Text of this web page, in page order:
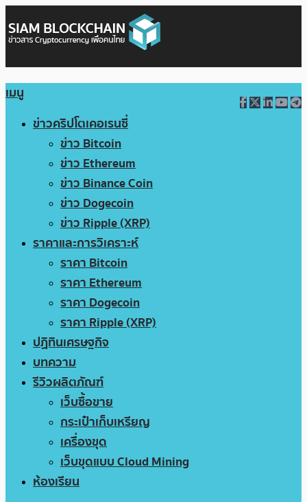
เมนู
ข่าวคริปโตเคอเรนซี่
ข่าว Bitcoin
ข่าว Ethereum
ข่าว Binance Coin
ข่าว Dogecoin
ข่าว Ripple (XRP)
ราคาและการวิเคราะห์
ราคา Bitcoin
ราคา Ethereum
ราคา Dogecoin
ราคา Ripple (XRP)
ปฏิทินเศรษฐกิจ
บทความ
รีวิวผลิตภัณฑ์
เว็บซื้อขาย
กระเป๋าเก็บเหรียญ
เครื่องขุด
เว็บขุดแบบ Cloud Mining
ห้องเรียน